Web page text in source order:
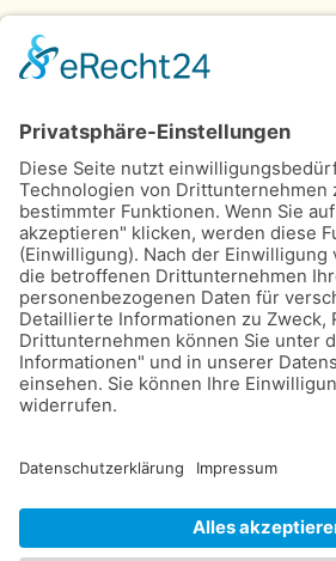
Typ: Praxis
Kleidung:
Thema: THVU +
Rod)
Ort: Ort folgt
Übungsleiter: M. Goll
Weitere Infos: Infos
folgen
Datenschutz